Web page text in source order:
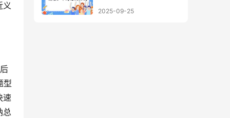
义
型
速
总
2025-09-25